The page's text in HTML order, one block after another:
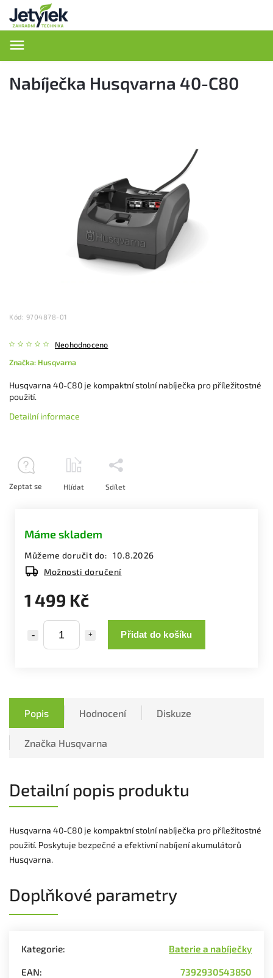
Nabíječka Husqvarna 40-C80
Kód: 9704878-01
Neohodnoceno
Značka: Husqvarna
1 499 Kč
Přidat do košíku
Máme skladem
Můžeme doručit do: 10.8.2026
Možnosti doručení
Husqvarna 40-C80 je kompaktní stolní nabíječka pro příležitostné
použití.
Detailní informace
Zeptat se Hlídat Sdílet
Popis Hodnocení Diskuze
Značka Husqvarna
Detailní popis produktu
Husqvarna 40-C80 je kompaktní stolní nabíječka pro příležitostné
použití. Poskytuje bezpečné a efektivní nabíjení akumulátorů
Husqvarna.
Doplňkové parametry
Kategorie: Baterie a nabíječky
EAN: 7392930543850